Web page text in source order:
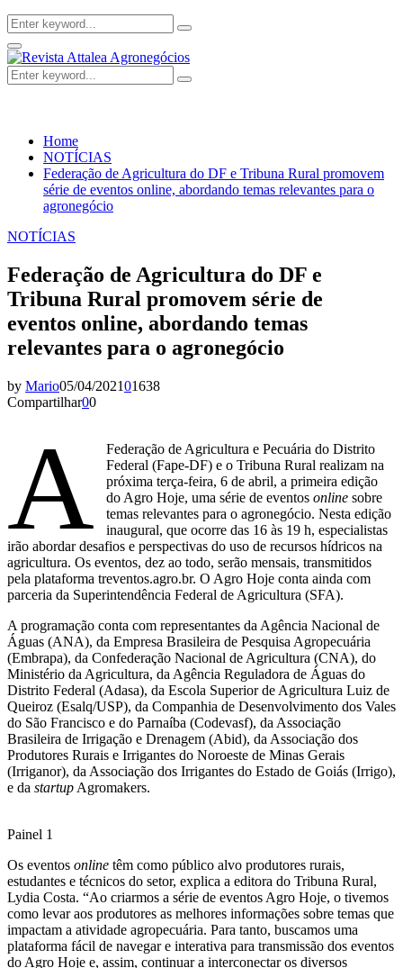
Search
for:
Search
Facebook
Twitter
Instagram
Linkedin
Youtube
Email
Primary
Menu
Search
for:
Search
Home
NOTÍCIAS
Federação de Agricultura do DF e Tribuna Rural promovem
série de eventos online, abordando temas relevantes para o
agronegócio
NOTÍCIAS
Federação de Agricultura do DF e
Tribuna Rural promovem série de
eventos online, abordando temas
relevantes para o agronegócio
by Mario05/04/202101638
Compartilhar00
A
Federação de Agricultura e Pecuária do Distrito
Federal (Fape-DF) e o Tribuna Rural realizam na
próxima terça-feira, 6 de abril, a primeira edição
do Agro Hoje, uma série de eventosonline sobre
temas relevantes para o agronegócio. Nesta edição
inaugural, que ocorre das 16 às 19 h, especialistas
irão abordar desafios e perspectivas do uso de recursos hídricos na
agricultura. Os eventos, dez ao todo, serão mensais, transmitidos
pela plataforma treventos.agro.br. O Agro Hoje conta ainda com
parceria da Superintendência Federal de Agricultura (SFA).
A programação conta com representantes da Agência Nacional de
Águas (ANA), da Empresa Brasileira de Pesquisa Agropecuária
(Embrapa), da Confederação Nacional de Agricultura (CNA), do
Ministério da Agricultura, da Agência Reguladora de Águas do
Distrito Federal (Adasa), da Escola Superior de Agricultura Luiz de
Queiroz (Esalq/USP), da Companhia de Desenvolvimento dos Vales
do São Francisco e do Parnaíba (Codevasf), da Associação
Brasileira de Irrigação e Drenagem (Abid), da Associação dos
Produtores Rurais e Irrigantes do Noroeste de Minas Gerais
(Irriganor), da Associação dos Irrigantes do Estado de Goiás (Irrigo),
e da startup Agromakers.
Painel 1
Os eventos online têm como público alvo produtores rurais,
estudantes e técnicos do setor, explica a editora do Tribuna Rural,
Lydia Costa. “Ao criarmos a série de eventos Agro Hoje, o tivemos
como levar aos produtores as melhores informações sobre temas que
impactam a atividade agropecuária. Para tanto, buscamos uma
plataforma fácil de navegar e interativa para transmissão dos eventos
do Agro Hoje e, assim, continuar a interconectar os diversos